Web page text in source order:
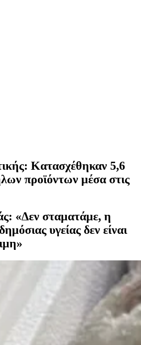
Κατασχέθηκαν 5,6
προϊόντων μέσα στις
«Δεν σταματάμε, η
υγείας δεν είναι